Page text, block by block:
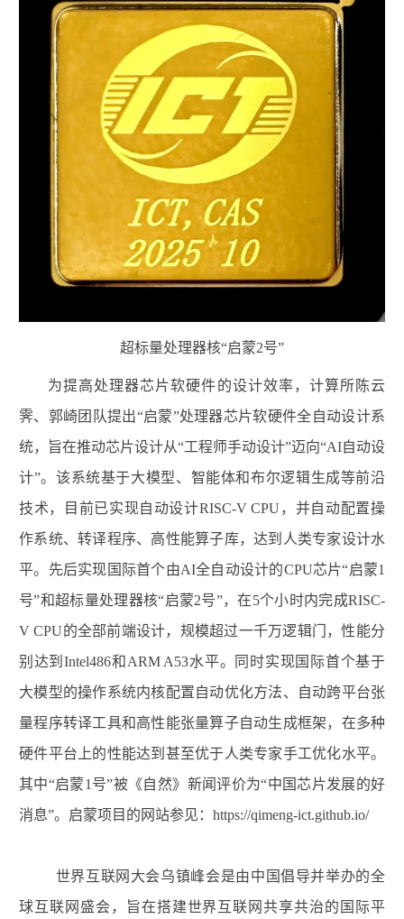
超标量处理器核“启蒙2号”
为提高处理器芯片软硬件的设计效率，计算所陈云
霁、郭崎团队提出“启蒙”处理器芯片软硬件全自动设计系
统，旨在推动芯片设计从“工程师手动设计”迈向“AI自动设
计”。该系统基于大模型、智能体和布尔逻辑生成等前沿
技术，目前已实现自动设计RISC-V CPU，并自动配置操
作系统、转译程序、高性能算子库，达到人类专家设计水
平。先后实现国际首个由AI全自动设计的CPU芯片“启蒙1
号”和超标量处理器核“启蒙2号”，在5个小时内完成RISC-
V CPU的全部前端设计，规模超过一千万逻辑门，性能分
别达到Intel486和ARM A53水平。同时实现国际首个基于
大模型的操作系统内核配置自动优化方法、自动跨平台张
量程序转译工具和高性能张量算子自动生成框架，在多种
硬件平台上的性能达到甚至优于人类专家手工优化水平。
其中“启蒙1号”被《自然》新闻评价为“中国芯片发展的好
消息”。启蒙项目的网站参见：https://qimeng-ict.github.io/
世界互联网大会乌镇峰会是由中国倡导并举办的全
球互联网盛会，旨在搭建世界互联网共享共治的国际平